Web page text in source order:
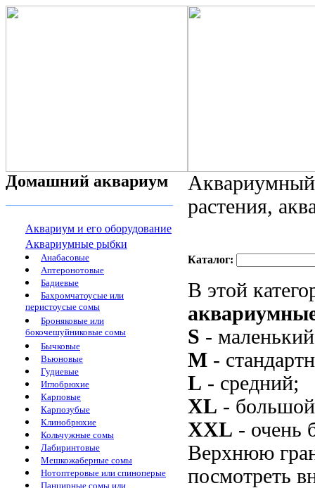
Домашний аквариум
Аквариум и его оборудование
Аквариумные рыбки
Анабасовые
Аптеронотовые
Бадиевые
Бахромчатоусые или
перистоусые сомы
Броняковые или
бокочешуйниковые сомы
Бычковые
Вьюновые
Гудиевые
Иглобрюхие
Карповые
Карпозубые
Клинобрюхие
Кольчужные сомы
Лабиринтовые
Мешкожаберные сомы
Нотоптеровые или спиноперые
Панцирные сомы или
растения,
Каталог:
В этой
S -
M -
L - средний;
XL -
XXL - очень
Верхнюю
посмотреть